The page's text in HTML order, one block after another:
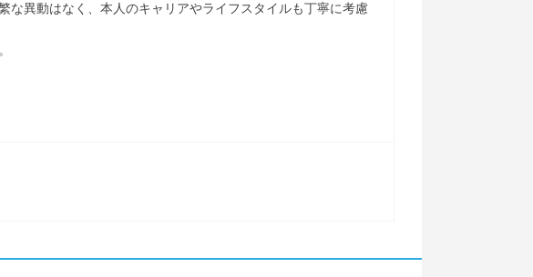
異動はなく、本人のキャリアやライフスタイルも丁寧に考慮